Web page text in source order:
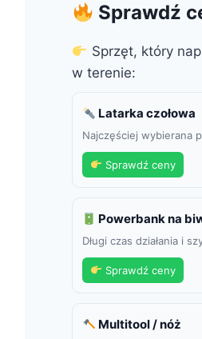
Sprawdź
Sprzęt, który
w terenie:
Latarka czołowa
Najczęściej wybierana
Sprawdź ceny
Powerbank na
Długi czas działania i
Sprawdź ceny
Multitool / nóż